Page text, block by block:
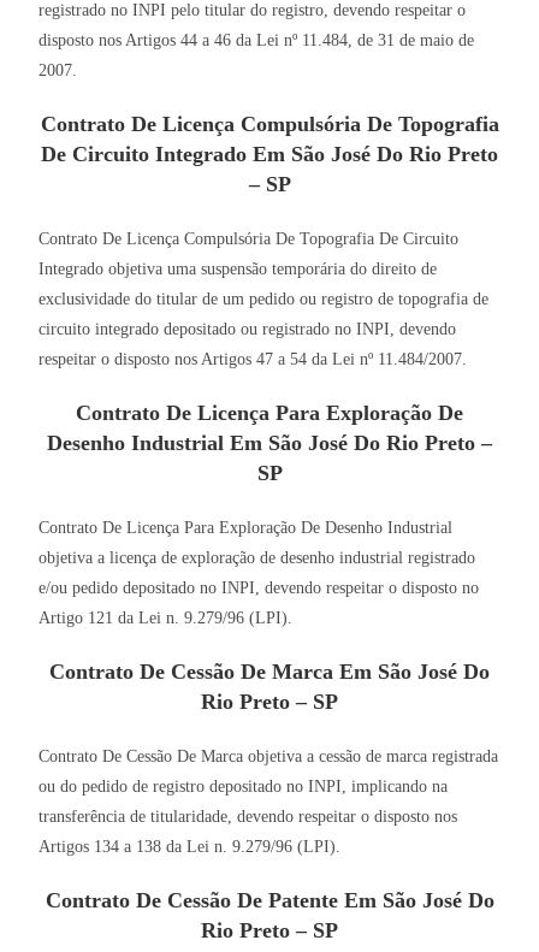
registrado no INPI pelo titular do registro, devendo respeitar o
disposto nos Artigos 44 a 46 da Lei nº 11.484, de 31 de maio de
2007.
Contrato De Licença Compulsória De Topografia
De Circuito Integrado Em São José Do Rio Preto
– SP
Contrato De Licença Compulsória De Topografia De Circuito
Integrado objetiva uma suspensão temporária do direito de
exclusividade do titular de um pedido ou registro de topografia de
circuito integrado depositado ou registrado no INPI, devendo
respeitar o disposto nos Artigos 47 a 54 da Lei nº 11.484/2007.
Contrato De Licença Para Exploração De
Desenho Industrial Em São José Do Rio Preto –
SP
Contrato De Licença Para Exploração De Desenho Industrial
objetiva a licença de exploração de desenho industrial registrado
e/ou pedido depositado no INPI, devendo respeitar o disposto no
Artigo 121 da Lei n. 9.279/96 (LPI).
Contrato De Cessão De Marca Em São José Do
Rio Preto – SP
Contrato De Cessão De Marca objetiva a cessão de marca registrada
ou do pedido de registro depositado no INPI, implicando na
transferência de titularidade, devendo respeitar o disposto nos
Artigos 134 a 138 da Lei n. 9.279/96 (LPI).
Contrato De Cessão De Patente Em São José Do
Rio Preto – SP